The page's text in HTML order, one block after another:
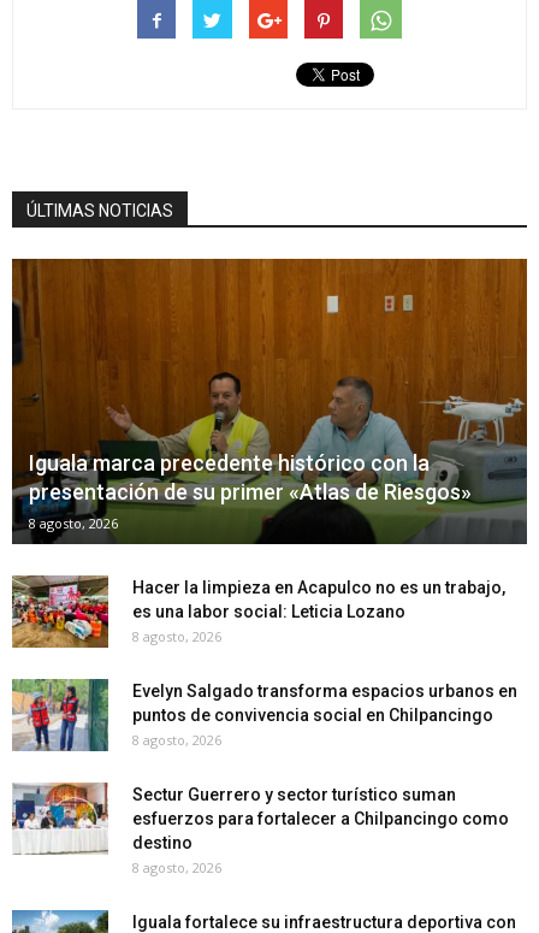
ÚLTIMAS NOTICIAS
Iguala marca precedente histórico con la
presentación de su primer «Atlas de Riesgos»
8 agosto, 2026
Hacer la limpieza en Acapulco no es un trabajo,
es una labor social: Leticia Lozano
8 agosto, 2026
Evelyn Salgado transforma espacios urbanos en
puntos de convivencia social en Chilpancingo
8 agosto, 2026
Sectur Guerrero y sector turístico suman
esfuerzos para fortalecer a Chilpancingo como
destino
8 agosto, 2026
Iguala fortalece su infraestructura deportiva con